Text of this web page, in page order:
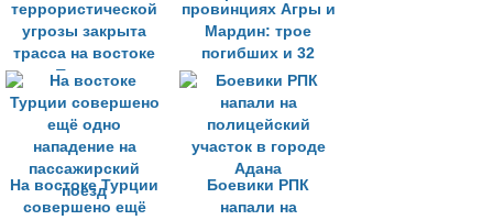
террористической
угрозы закрыта
трасса на востоке
Турции
провинциях Агры и
Мардин: трое
погибших и 32
раненых
На востоке Турции
совершено ещё
Боевики РПК
напали на